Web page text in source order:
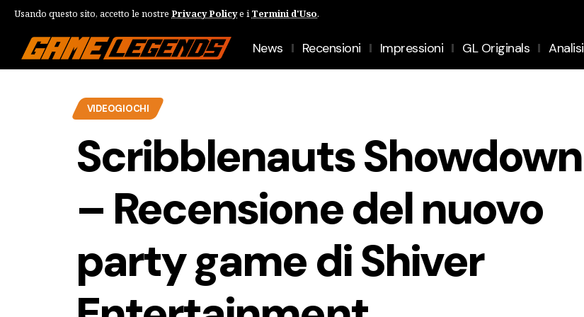
Usando questo sito, accetto le nostre Privacy Policye i Termini d'Uso.
News Recensioni Impressioni GL Originals Analisi
VIDEOGIOCHI
Scribblenauts Showdown
– Recensione del nuovo
party game di Shiver